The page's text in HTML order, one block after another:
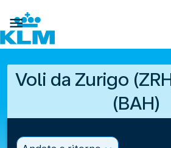

Voli da Zurigo
(BAH)